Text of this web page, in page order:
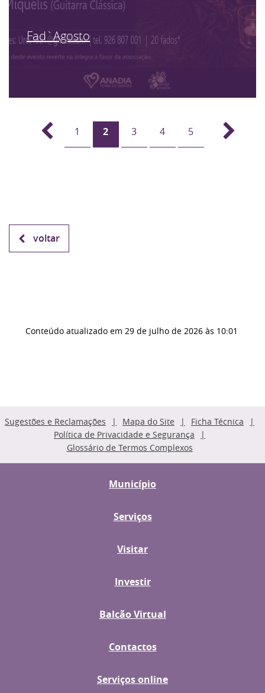
Fad`Agosto
1 2 3 4 5
voltar
Conteúdo atualizado em 29 de julho de 2026 às 10:01
Sugestões e Reclamações Mapa do Site
Ficha Técnica
Política de Privacidade e Segurança
Glossário de Termos Complexos
Município
Serviços
Visitar
Investir
Balcão Virtual
Contactos
Serviços online